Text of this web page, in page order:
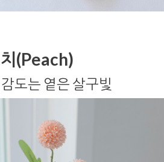
(Peach)
도는 옅은 살구빛